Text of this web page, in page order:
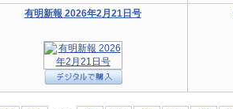
有明新報 2026年2月21日号